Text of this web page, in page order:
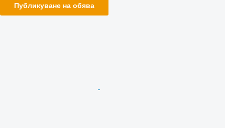
Публикуване на обява